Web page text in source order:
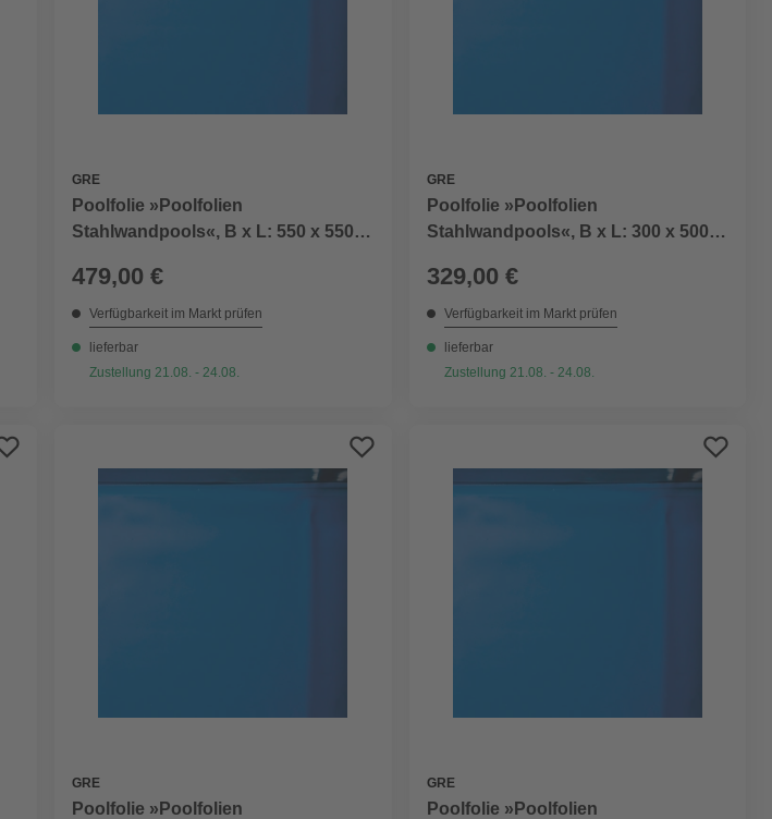
GRE
Poolfolie »Poolfolien
Stahlwandpools«, B x L: 550 x 550
479,00 €
Verfügbarkeit im Markt prüfen
lieferbar
Zustellung 21.08. - 24.08.
GRE
Poolfolie »Poolfolien
Stahlwandpools«, B x L: 300 x 500
329,00 €
Verfügbarkeit im Markt prüfen
lieferbar
Zustellung 21.08. - 24.08.
GRE
Poolfolie »Poolfolien
GRE
Poolfolie »Poolfolien